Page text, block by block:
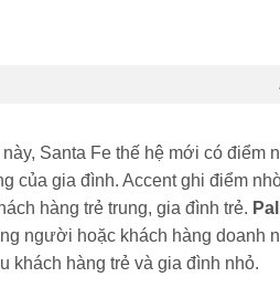
Santa Fe thế hệ mới có
của gia đình. Accent ghi điểm
hàng trẻ trung, gia đình trẻ.
người hoặc khách hàng doanh
khách hàng trẻ và gia đình nhỏ.